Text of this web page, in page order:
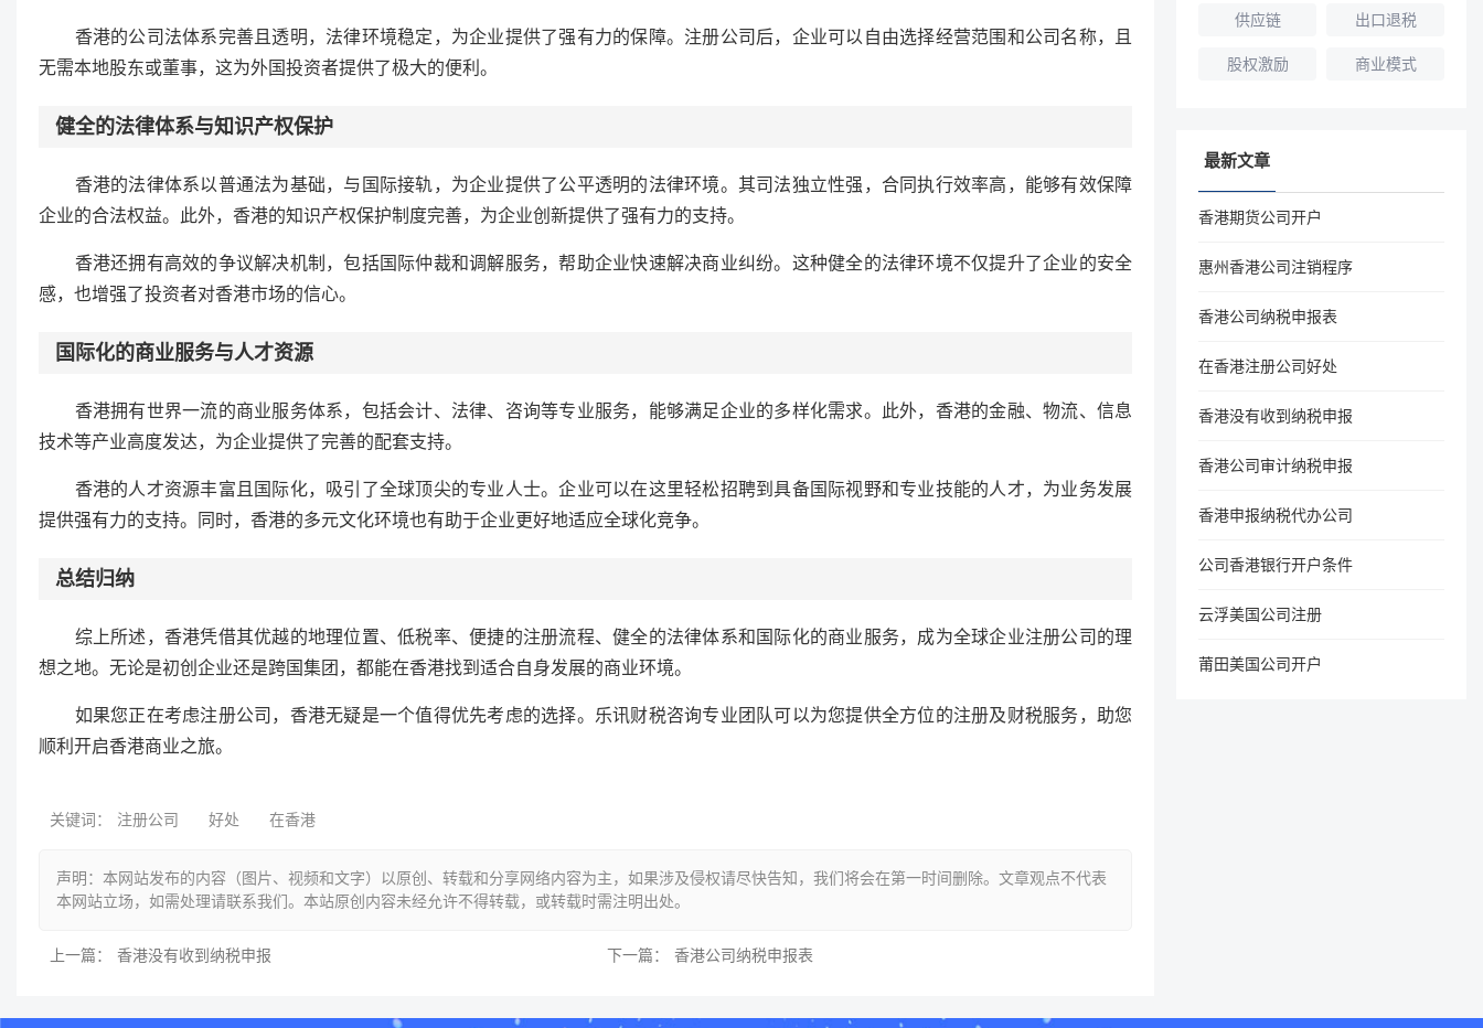
香港的公司法体系完善且透明，法律环境稳定，为企业提供了强有力的保障。注册公司后，企业可以自由选择经营范围和公司名称，且
无需本地股东或董事，这为外国投资者提供了极大的便利。
健全的法律体系与知识产权保护
香港的法律体系以普通法为基础，与国际接轨，为企业提供了公平透明的法律环境。其司法独立性强，合同执行效率高，能够有效保障
企业的合法权益。此外，香港的知识产权保护制度完善，为企业创新提供了强有力的支持。
香港还拥有高效的争议解决机制，包括国际仲裁和调解服务，帮助企业快速解决商业纠纷。这种健全的法律环境不仅提升了企业的安全
感，也增强了投资者对香港市场的信心。
国际化的商业服务与人才资源
香港拥有世界一流的商业服务体系，包括会计、法律、咨询等专业服务，能够满足企业的多样化需求。此外，香港的金融、物流、信息
技术等产业高度发达，为企业提供了完善的配套支持。
香港的人才资源丰富且国际化，吸引了全球顶尖的专业人士。企业可以在这里轻松招聘到具备国际视野和专业技能的人才，为业务发展
提供强有力的支持。同时，香港的多元文化环境也有助于企业更好地适应全球化竞争。
总结归纳
综上所述，香港凭借其优越的地理位置、低税率、便捷的注册流程、健全的法律体系和国际化的商业服务，成为全球企业注册公司的理
想之地。无论是初创企业还是跨国集团，都能在香港找到适合自身发展的商业环境。
如果您正在考虑注册公司，香港无疑是一个值得优先考虑的选择。乐讯财税咨询专业团队可以为您提供全方位的注册及财税服务，助您
顺利开启香港商业之旅。
关键词： 注册公司 好处 在香港
声明：本网站发布的内容（图片、视频和文字）以原创、转载和分享网络内容为主，如果涉及侵权请尽快告知，我们将会在第一时间删除。文章观点不代表
本网站立场，如需处理请联系我们。本站原创内容未经允许不得转载，或转载时需注明出处。
上一篇： 香港没有收到纳税申报 下一篇： 香港公司纳税申报表
供应链 出口退税
股权激励 商业模式
最新文章
香港期货公司开户
惠州香港公司注销程序
香港公司纳税申报表
在香港注册公司好处
香港没有收到纳税申报
香港公司审计纳税申报
香港申报纳税代办公司
公司香港银行开户条件
云浮美国公司注册
莆田美国公司开户